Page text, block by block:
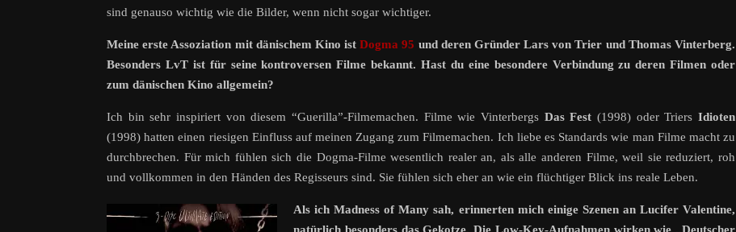
sind genauso wichtig wie die Bilder, wenn nicht sogar wichtiger.
Meine erste Assoziation mit dänischem Kino istDogma 95 und deren Gründer Lars von Trier und Thomas Vinterberg.
Besonders LvT ist für seine kontroversen Filme bekannt. Hast du eine besondere Verbindung zu deren Filmen oder
zum dänischen Kino allgemein?
Ich bin sehr inspiriert von diesem “Guerilla”-Filmemachen. Filme wie Vinterbergs Das Fest (1998) oder TriersIdioten
(1998) hatten einen riesigen Einfluss auf meinen Zugang zum Filmemachen. Ich liebe es Standards wie man Filme macht zu
durchbrechen. Für mich fühlen sich die Dogma-Filme wesentlich realer an, als alle anderen Filme, weil sie reduziert, roh
und vollkommen in den Händen des Regisseurs sind. Sie fühlen sich eher an wie ein flüchtiger Blick ins reale Leben.
Als ich Madness of Many sah, erinnerten mich einige Szenen an Lucifer Valentine,